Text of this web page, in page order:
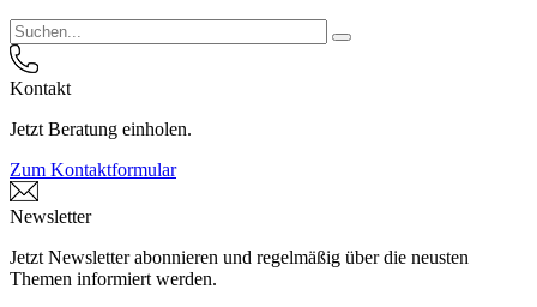
Kontakt
Jetzt Beratung einholen.
Zum Kontaktformular
Newsletter
Jetzt Newsletter abonnieren und regelmäßig über die neusten
Themen informiert werden.